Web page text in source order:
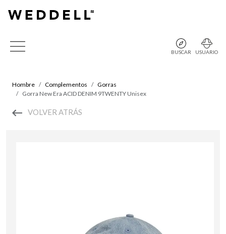
BUSCAR USUARIO
Hombre Complementos
Gorras
Gorra New Era ACID DENIM 9TWENTY Unisex
VOLVER ATRÁS